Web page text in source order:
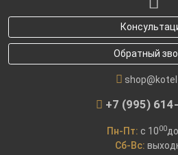
Обратный
+7 (995)
Пн-Пт: c 1000
Сб-Вс: